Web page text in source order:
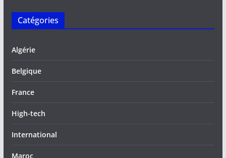
Catégories
Algérie
Belgique
France
High-tech
International
Maroc